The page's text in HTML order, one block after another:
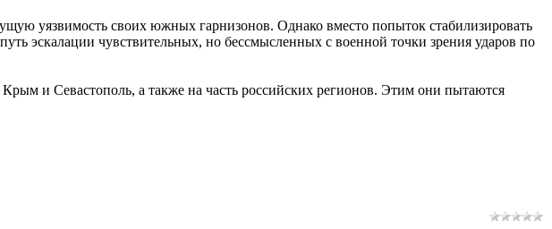
уязвимость своих южных гарнизонов. Однако вместо попыток стабилизировать
эскалации чувствительных, но бессмысленных с военной точки зрения ударов по
и Севастополь, а также на часть российских регионов. Этим они пытаются